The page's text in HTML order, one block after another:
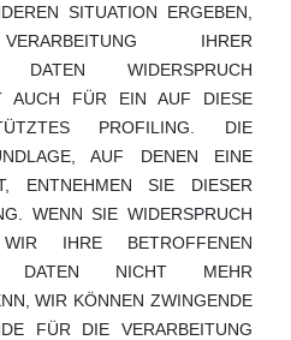
SITUATION ERGEBEN,
IHRER
DATEN WIDERSPRUCH
AUCH FÜR EIN AUF DIESE
PROFILING. DIE
AUF DENEN EINE
ENTNEHMEN SIE DIESER
WENN SIE WIDERSPRUCH
IHRE BETROFFENEN
DATEN NICHT MEHR
WIR KÖNNEN ZWINGENDE
FÜR DIE VERARBEITUNG